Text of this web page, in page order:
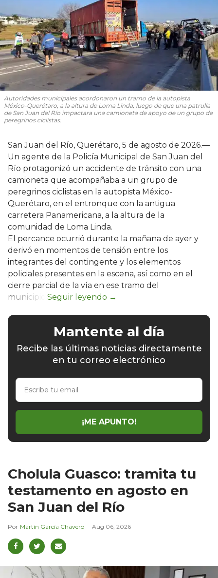
Autoridades municipales acordonaron un tramo de la autopista
México-Querétaro, a la altura de Loma Linda, luego de que una patrulla
de San Juan del Río impactara una camioneta de apoyo de un grupo de
peregrinos ciclistas.
San Juan del Río, Querétaro, 5 de agosto de 2026.—
Un agente de la Policía Municipal de San Juan del
Río protagonizó un accidente de tránsito con una
camioneta que acompañaba a un grupo de
peregrinos ciclistas en la autopista México-
Querétaro, en el entronque con la antigua
carretera Panamericana, a la altura de la
comunidad de Loma Linda.
El percance ocurrió durante la mañana de ayer y
derivó en momentos de tensión entre los
integrantes del contingente y los elementos
policiales presentes en la escena, así como en el
cierre parcial de la vía en ese tramo del
municipio.
Mantente al día
Recibe las últimas noticias directamente
en tu correo electrónico
Escribe
email
¡ME APUNTO!
Cholula Guasco: tramita tu
testamento en agosto en
San Juan del Río
Martín García Chavero Aug 06, 2026